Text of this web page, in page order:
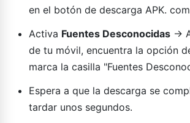
en el botón de descarga APK.
Activa Fuentes Desconocidas →
de tu móvil, encuentra la opción
marca la casilla "Fuentes
Espera a que la descarga se
tardar unos segundos.